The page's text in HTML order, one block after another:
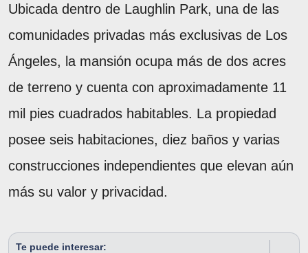
Ubicada dentro de Laughlin Park, una de las
comunidades privadas más exclusivas de Los
Ángeles, la mansión ocupa más de dos acres
de terreno y cuenta con aproximadamente 11
mil pies cuadrados habitables. La propiedad
posee seis habitaciones, diez baños y varias
construcciones independientes que elevan aún
más su valor y privacidad.
Te puede interesar: